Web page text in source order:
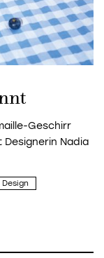
Geschirr
Nadia